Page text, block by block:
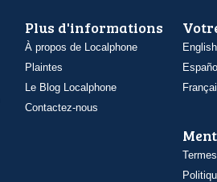
Plus d'informations
À propos de Localphone
Plaintes
Le Blog Localphone
Contactez-nous
English
Español